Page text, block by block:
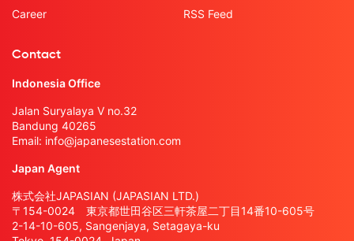
Career
RSS Feed
Contact
Indonesia Office
Jalan Suryalaya V no.32
Bandung 40265
Email: info@japanesestation.com
Japan Agent
株式会社JAPASIAN (JAPASIAN LTD.)
〒154-0024 東京都世田谷区三軒茶屋二丁目14番10-605号
2-14-10-605, Sangenjaya, Setagaya-ku